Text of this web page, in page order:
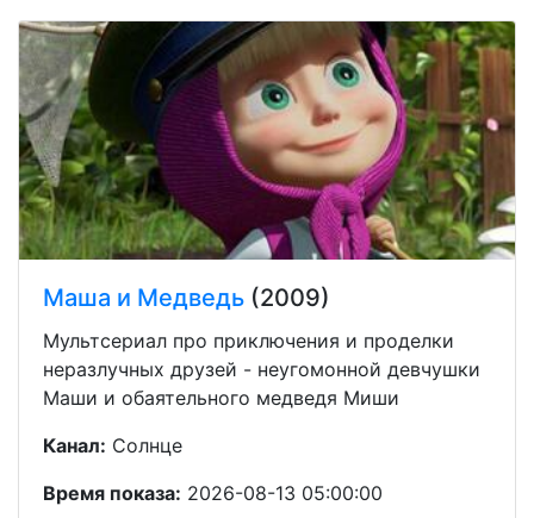
Маша и Медведь (2009)
Мультсериал про приключения и проделки
неразлучных друзей - неугомонной девчушки
Маши и обаятельного медведя Миши
Канал: Солнце
Время показа: 2026-08-13 05:00:00